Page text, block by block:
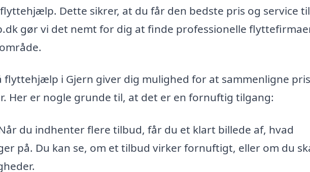
Dette sikrer, at du får den bedste pris og service
gør vi det nemt for dig at finde professionelle
i Gjern giver dig mulighed for at sammenligne
Her er nogle grunde til, at det er en fornuftig tilgang:
du indhenter flere tilbud, får du et klart billede af, hvad
på. Du kan se, om et tilbud virker fornuftigt, eller om du